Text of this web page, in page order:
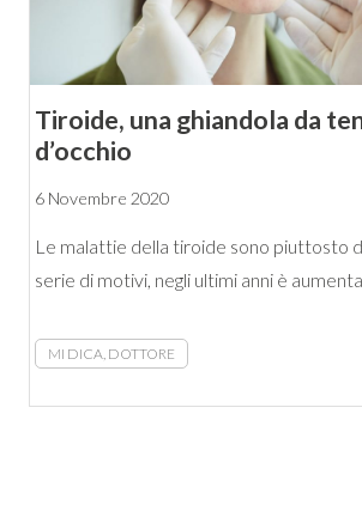
Tiroide, una ghiandola da
d’occhio
6 Novembre 2020
Le malattie della tiroide sono piuttosto
serie di motivi, negli ultimi anni è
MI DICA, DOTTORE